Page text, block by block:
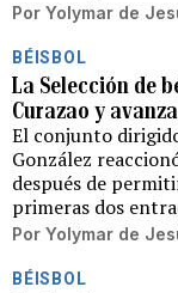
Por Yolymar de
BÉISBOL
La Selección de
Curazao y
El conjunto
González
después de
primeras dos
Por Yolymar de
BÉISBOL